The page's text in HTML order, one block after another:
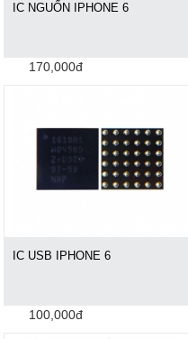
IC NGUỔN IPHONE 6
170,000đ
IC USB IPHONE 6
100,000đ